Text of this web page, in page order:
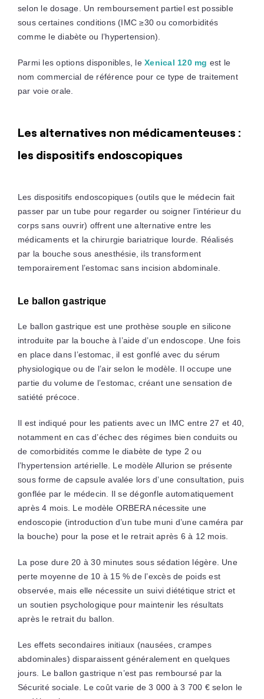
selon le dosage. Un remboursement partiel est possible
sous certaines conditions (IMC ≥30 ou comorbidités
comme le diabète ou l’hypertension).
Parmi les options disponibles, leXenical 120 mg est le
nom commercial de référence pour ce type de traitement
par voie orale.
Les alternatives non médicamenteuses :
les dispositifs endoscopiques
Les dispositifs endoscopiques (outils que le médecin fait
passer par un tube pour regarder ou soigner l’intérieur du
corps sans ouvrir) offrent une alternative entre les
médicaments et la chirurgie bariatrique lourde. Réalisés
par la bouche sous anesthésie, ils transforment
temporairement l’estomac sans incision abdominale.
Le ballon gastrique
Le ballon gastrique est une prothèse souple en silicone
introduite par la bouche à l’aide d’un endoscope. Une fois
en place dans l’estomac, il est gonflé avec du sérum
physiologique ou de l’air selon le modèle. Il occupe une
partie du volume de l’estomac, créant une sensation de
satiété précoce.
Il est indiqué pour les patients avec un IMC entre 27 et 40,
notamment en cas d’échec des régimes bien conduits ou
de comorbidités comme le diabète de type 2 ou
l’hypertension artérielle. Le modèle Allurion se présente
sous forme de capsule avalée lors d’une consultation, puis
gonflée par le médecin. Il se dégonfle automatiquement
après 4 mois. Le modèle ORBERA nécessite une
endoscopie (introduction d’un tube muni d’une caméra par
la bouche) pour la pose et le retrait après 6 à 12 mois.
La pose dure 20 à 30 minutes sous sédation légère. Une
perte moyenne de 10 à 15 % de l’excès de poids est
observée, mais elle nécessite un suivi diététique strict et
un soutien psychologique pour maintenir les résultats
après le retrait du ballon.
Les effets secondaires initiaux (nausées, crampes
abdominales) disparaissent généralement en quelques
jours. Le ballon gastrique n’est pas remboursé par la
Sécurité sociale. Le coût varie de 3 000 à 3 700 € selon le